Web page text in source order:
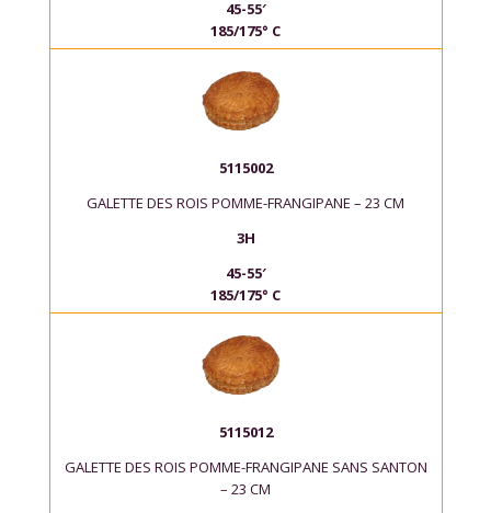
45-55′
185/175° C
5115002
GALETTE DES ROIS POMME-FRANGIPANE – 23 CM
3H
45-55′
185/175° C
5115012
GALETTE DES ROIS POMME-FRANGIPANE SANS SANTON
– 23 CM